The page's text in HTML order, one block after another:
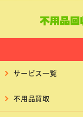
サービス一覧
不用品買取